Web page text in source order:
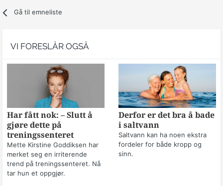
Gå til emneliste
VI FORESLÅR OGSÅ
Har fått nok: – Slutt å
gjøre dette på
treningssenteret
Mette Kirstine Goddiksen har
merket seg en irriterende
trend på treningssenteret. Nå
tar hun et oppgjør.
Derfor er det bra å bade
i saltvann
Saltvann kan ha noen ekstra
fordeler for både kropp og
sinn.